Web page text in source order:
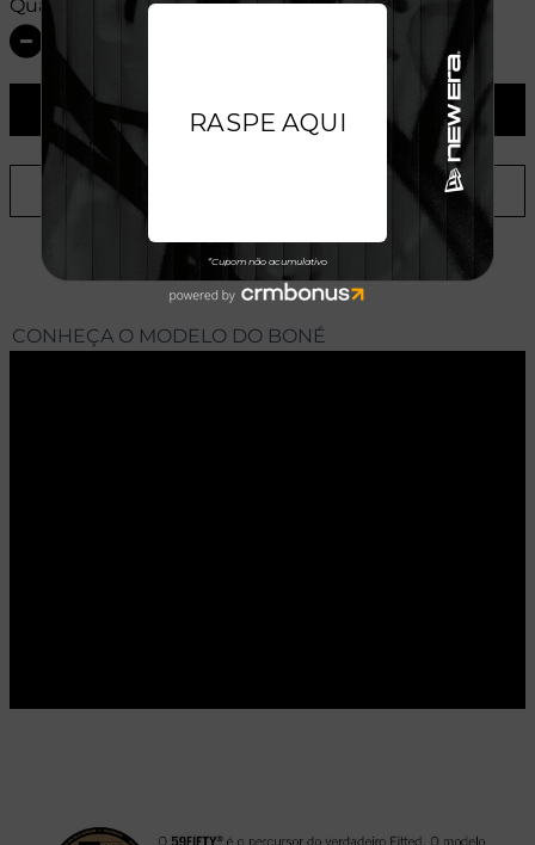
Quantidade:
ADICIONAR AO CARRINHO
ADICIONAR A LISTA DE DESEJOS
CONHEÇA O MODELO DO BONÉ